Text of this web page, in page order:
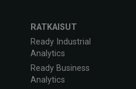
RATKAISUT
Ready Industrial
Analytics
Ready Business
Analytics